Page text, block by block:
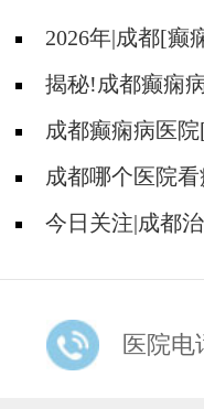
2026年|成都[癫
治疗走入误区?
揭秘!成都癫痫
癫痫好?
成都癫痫病医
意什么?
成都哪个医院
今日关注|成都
医院电